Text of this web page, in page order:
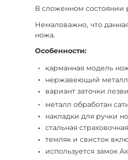
В сложенном состоянии
Немаловажно, что
ножа.
Особенности:
карманная модель
нержавеющий
вариант заточки
металл обработан
накладки для ручки
стальная
темляк и свисток
используется замок